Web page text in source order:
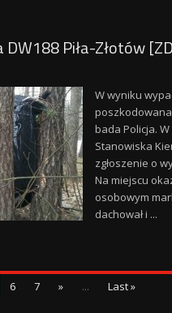
Piła-Złotów
W wyniku
bada Policja.
Stanowiska
zgłoszenie o
Na miejscu
osobowym
dachował i ...
6 7 » ... Last »